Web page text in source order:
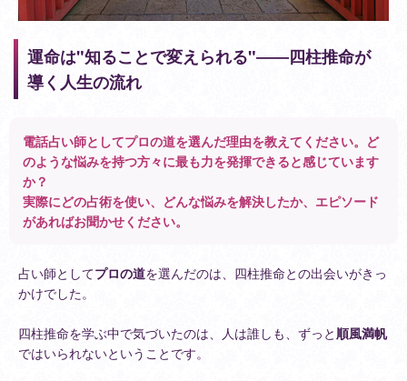
運命は"知ることで変えられる"――四柱推命が
導く人生の流れ
電話占い師としてプロの道を選んだ理由を教えてください。ど
のような悩みを持つ方々に最も力を発揮できると感じています
か？
実際にどの占術を使い、どんな悩みを解決したか、エピソード
があればお聞かせください。
占い師としてプロの道を選んだのは、四柱推命との出会いがきっ
かけでした。
四柱推命を学ぶ中で気づいたのは、人は誰しも、ずっと 順風満帆
ではいられないということです。